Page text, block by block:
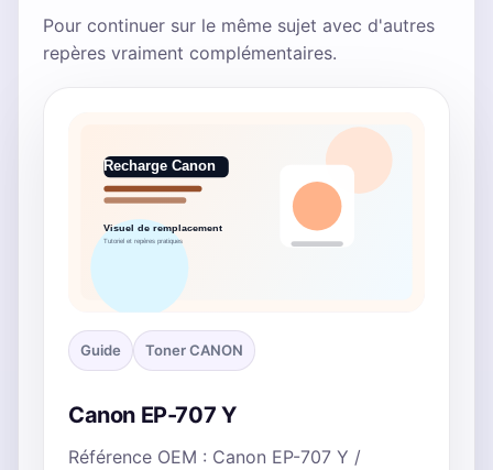
Pour continuer sur le même sujet avec d'autres
repères vraiment complémentaires.
Guide Toner CANON
Canon EP-707 Y
Référence OEM : Canon EP-707 Y /